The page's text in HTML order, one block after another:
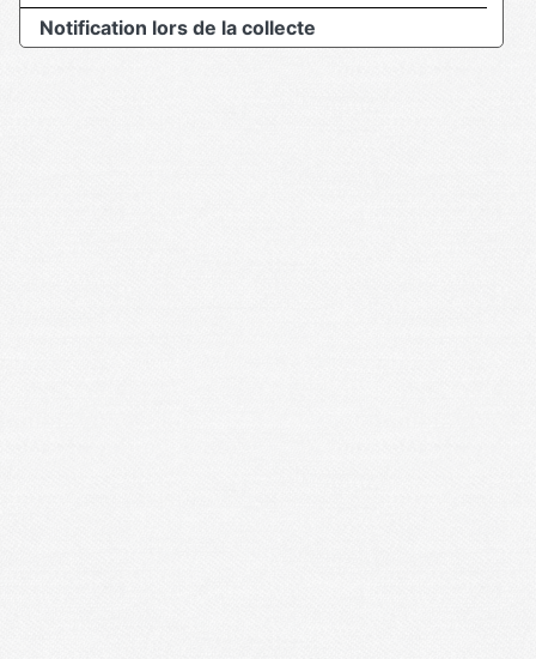
Notification lors de la collecte